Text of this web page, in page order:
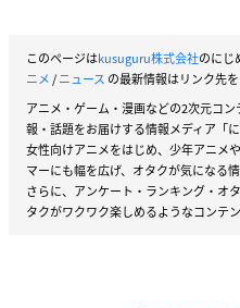
このページはkusuguru株式会社のにじ
ニメ/ニュース の最新情報はリンク先を
アニメ・ゲーム・漫画などの2次元コ
報・話題をお届けする情報メディア「に
女性向けアニメをはじめ、少年アニメ
マーにも幅を広げ、オタクが気になる
さらに、アンケート・ランキング・オ
タクがワクワク楽しめるようなコンテ